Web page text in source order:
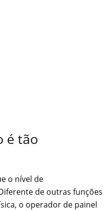
é tão
o nível de
de outras funções
o operador de painel